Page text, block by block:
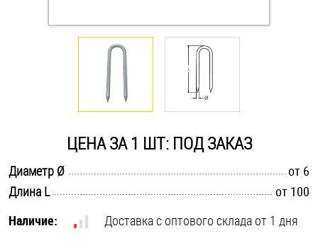
Оснастка и аксессуары для яхт
Стопорные кольца
Такелаж
ЦЕНА ЗА 1 ШТ: ПОД ЗАКАЗ
Диаметр Ø
от 6
Длина L
от 100
Наличие:
Доставка с оптового склада от 1 дня